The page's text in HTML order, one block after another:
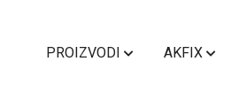
PROIZVODI AKFIX